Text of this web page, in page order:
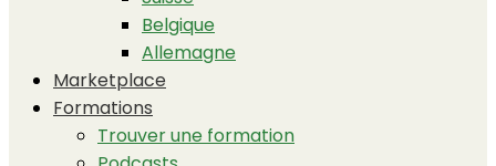
Belgique
Allemagne
Marketplace
Formations
Trouver une formation